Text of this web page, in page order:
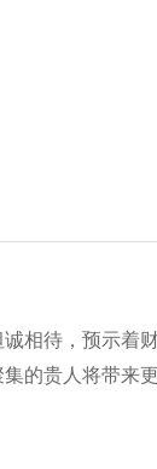
相待，预示着
的贵人将带来